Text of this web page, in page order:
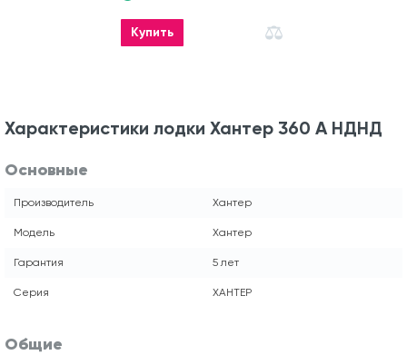
Купить
Характеристики лодки Хантер 360 А НДНД
Основные
Производитель Хантер
Модель Хантер
Гарантия 5 лет
Серия ХАНТЕР
Общие